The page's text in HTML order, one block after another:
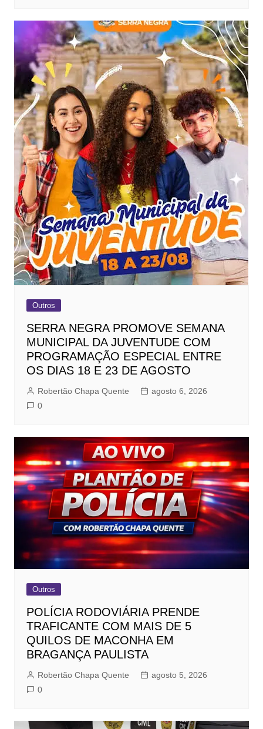
Outros
SERRA NEGRA PROMOVE SEMANA
MUNICIPAL DA JUVENTUDE COM
PROGRAMAÇÃO ESPECIAL ENTRE
OS DIAS 18 E 23 DE AGOSTO
Robertão Chapa Quente
agosto 6, 2026
0
Outros
POLÍCIA RODOVIÁRIA PRENDE
TRAFICANTE COM MAIS DE 5
QUILOS DE MACONHA EM
BRAGANÇA PAULISTA
Robertão Chapa Quente
agosto 5, 2026
0